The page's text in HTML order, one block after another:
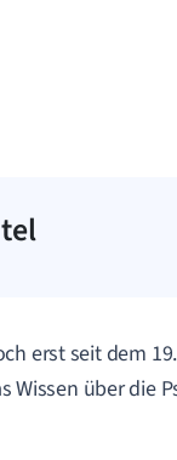
erst seit dem
über die